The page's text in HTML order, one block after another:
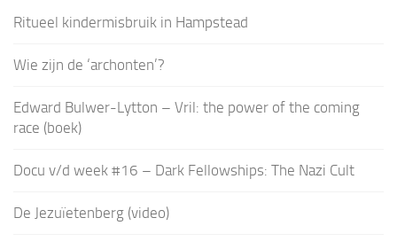
Ritueel kindermisbruik in Hampstead
Wie zijn de ‘archonten’?
Edward Bulwer-Lytton – Vril: the power of the coming
race (boek)
Docu v/d week #16 – Dark Fellowships: The Nazi Cult
De Jezuïetenberg (video)